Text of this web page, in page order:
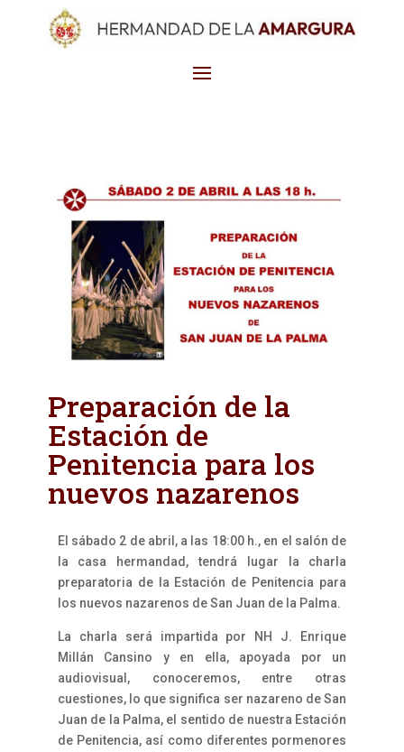
Preparación de la
Estación de
Penitencia para los
nuevos nazarenos
El sábado 2 de abril, a las 18:00 h., en el salón de
la casa hermandad, tendrá lugar la charla
preparatoria de la Estación de Penitencia para
los nuevos nazarenos de San Juan de la Palma.
La charla será impartida por NH J. Enrique
Millán Cansino y en ella, apoyada por un
audiovisual, conoceremos, entre otras
cuestiones, lo que significa ser nazareno de San
Juan de la Palma, el sentido de nuestra Estación
de Penitencia, así como diferentes pormenores